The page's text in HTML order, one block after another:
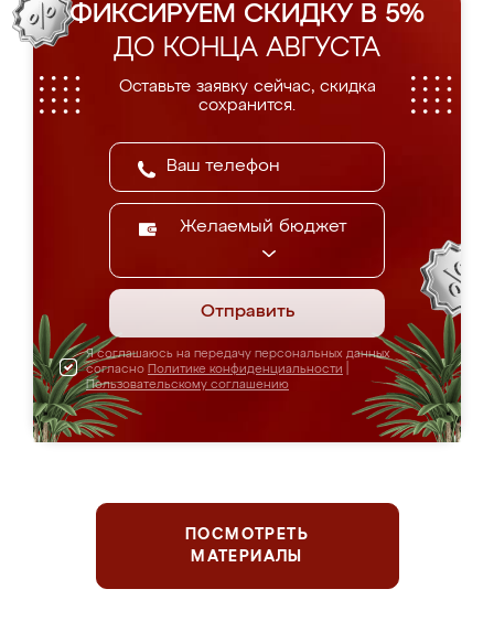
ФИКСИРУЕМ СКИДКУ В 5%
ДО КОНЦА АВГУСТА
Оставьте заявку сейчас, скидка
сохранится.
Желаемый бюджет
Отправить
Я соглашаюсь на передачу персональных данных
согласно Политике конфиденциальности
Пользовательскому соглашению
ПОСМОТРЕТЬ
МАТЕРИАЛЫ